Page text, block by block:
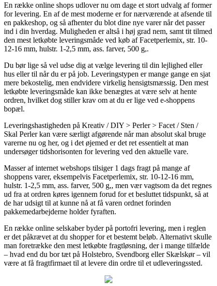
En række online shops udlover nu om dage et stort udvalg af former
for levering. En af de mest moderne er for nærværende at afsende til
en pakkeshop, og så afhenter du blot dine nye varer når det passer
ind i din hverdag. Muligheden er altså i høj grad nem, samt tit tilmed
den mest letkøbte leveringsmåde ved køb af Facetperlemix, str. 10-
12-16 mm, hulstr. 1-2,5 mm, ass. farver, 500 g,.
Du bør lige så vel udse dig at vælge levering til din lejlighed eller
hus eller til når du er på job. Leveringstypen er mange gange en sjat
mere bekostelig, men endvidere virkelig hensigtsmæssig. Den mest
letkøbte leveringsmåde kan ikke benægtes at være selv at hente
ordren, hvilket dog stiller krav om at du er lige ved e-shoppens
bopæl.
Leveringshastigheden på Kreativ / DIY > Perler > Facet / Sten /
Skal Perler kan være særligt afgørende når man absolut skal bruge
varerne nu og her, og i det øjemed er det ret essentielt at man
undersøger tidshorisonten for levering ved den aktuelle vare.
Masser af internet webshops tilsiger 1 dags fragt på mange af
shoppens varer, eksempelvis Facetperlemix, str. 10-12-16 mm,
hulstr. 1-2,5 mm, ass. farver, 500 g,, men vær vagtsom da det regnes
ud fra at ordren køres igennem forud for et besluttet tidspunkt, så at
de har udsigt til at kunne nå at få varen ordnet forinden
pakkemedarbejderne holder fyraften.
En række online selskaber byder på portofri levering, men i reglen
er det påkrævet at du shopper for et bestemt beløb. Alternativt skulle
man foretrække den mest letkøbte fragtløsning, der i mange tilfælde
– hvad end du bor tæt på Holstebro, Svendborg eller Skælskør – vil
være at få fragtfirmaet til at levere din ordre til et udleveringssted.